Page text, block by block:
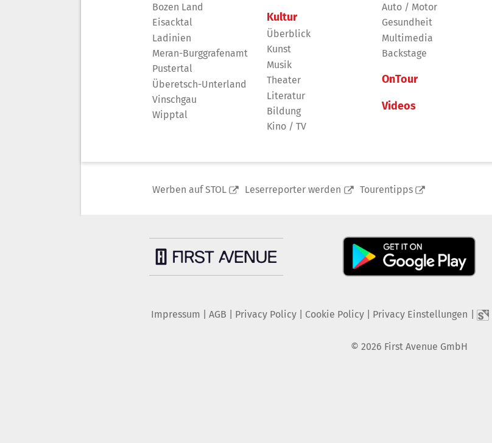
Bozen Land
Eisacktal
Ladinien
Meran-Burggrafenamt
Pustertal
Überetsch-Unterland
Vinschgau
Wipptal
Kultur
Überblick
Kunst
Musik
Theater
Literatur
Bildung
Kino / TV
Auto / Motor
Gesundheit
Multimedia
Backstage
OnTour
Videos
Werben auf STOL Leserreporter werden Tourentipps
Impressum AGB Privacy Policy| Cookie Policy| Privacy Einstellungen
© 2026 First Avenue GmbH